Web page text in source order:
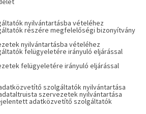
nyilvántartásba vételéhez
részére megfelelőségi bizonyítvány
nyilvántartásba vételéhez
felügyeletére irányuló eljárással
felügyeletére irányuló eljárással
szolgáltatók nyilvántartása
szervezetek nyilvántartása
adatközvetítő szolgáltatók